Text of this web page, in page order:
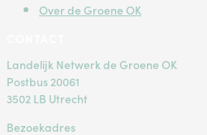
Over de Groene OK
Landelijk Netwerk de Groene OK
Postbus 20061
3502 LB Utrecht
Bezoekadres